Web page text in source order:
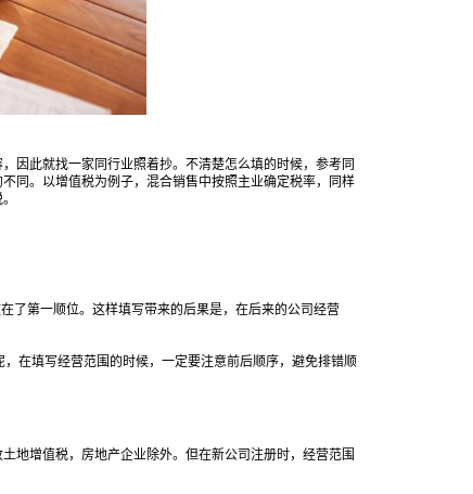
此就找一家同行业照着抄。不清楚怎么填的时候，参考同
同。以增值税为例子，混合销售中按照主业确定税率，同样
第一顺位。这样填写带来的后果是，在后来的公司经营
在填写经营范围的时候，一定要注意前后顺序，避免排错顺
增值税，房地产企业除外。但在新公司注册时，经营范围